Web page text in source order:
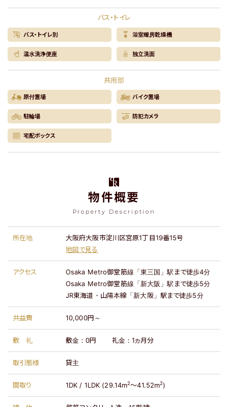
バス・トイレ
バス・トイレ別 浴室暖房乾燥機
温水洗浄便座 独立洗面
共用部
原付置場 バイク置場
駐輪場 防犯カメラ
宅配ボックス
物件概要
Property Description
所在地
大阪府大阪市淀川区宮原1丁目19番15号
地図で見る
アクセス
Osaka Metro御堂筋線「東三国」駅まで徒歩4分
Osaka Metro御堂筋線「新大阪」駅まで徒歩5分
JR東海道・山陽本線「新大阪」駅まで徒歩5分
共益費 10,000円～
敷礼 敷金：0円 礼金： 1ヵ月分
取引態様 貸主
間取り 1DK / 1LDK (29.14m2～41.52m2)